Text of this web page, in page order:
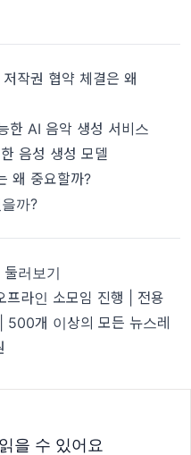
작권 협약 체결은 왜
한 AI 음악 생성 서비스
음성 생성 모델
왜 중요할까?
까?
러보기
라인 소모임 진행 | 전용
500개 이상의 모든 뉴스레
을 수 있어요